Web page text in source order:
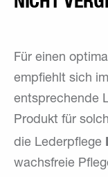
Für einen
empfiehlt sich
entsprechende
Produkt für
die Lederpflege
wachsfreie